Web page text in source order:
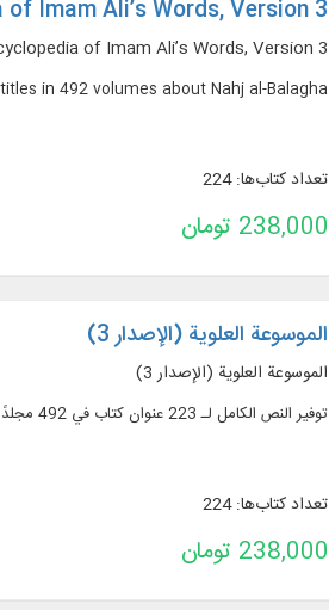
Imam Ali’s Words, Version 3
of Imam Ali’s Words, Version 3
in 492 volumes about Nahj al-Balagha
تعداد کتاب‌ها: 224
238,000 تومان
الموسوعة العلوية (الإصدار 3)
الموسوعة العلوية (الإصدار 3)
توفير النص الكامل لـ 223 عنوان كتاب في 492 مجلدًا حول نهج البلاغة
تعداد کتاب‌ها: 224
238,000 تومان